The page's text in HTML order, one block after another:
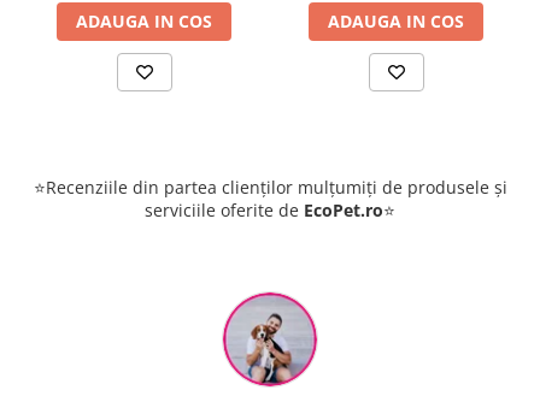
ADAUGA IN COS ADAUGA IN COS
⭐Recenziile din partea clienților mulțumiți de produsele și
serviciile oferite de EcoPet.ro⭐